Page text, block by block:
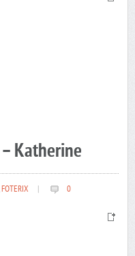
Katherine
FOTERIX 0